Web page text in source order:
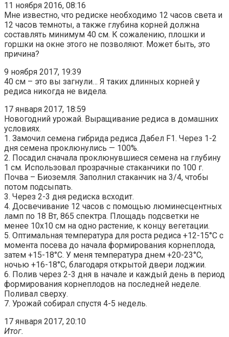
11 ноября 2016, 08:16
Мне известно, что редиске необходимо 12 часов света и
12 часов темноты, а также глубина корней должна
составлять минимум 40 см. К сожалению, плошки и
горшки на окне этого не позволяют. Может быть, это
причина?
9 ноября 2017, 19:39
40 см – это вы загнули… Я таких длинных корней у
редиса никогда не видела.
17 января 2017, 18:59
Новогодний урожай. Выращивание редиса в домашних
условиях.
1. Замочил семена гибрида редиса Дабел F1. Через 1-2
дня семена проклюнулись — 100%.
2. Посадил сначала проклюнувшиеся семена на глубину
1 см. Использовал прозрачные стаканчики по 100 г.
Почва – Биоземля. Заполнил стаканчик на 3/4, чтобы
потом подсыпать.
3. Через 2-3 дня редиска всходит.
4. Досвечивание 12 часов с помощью люминесцентных
ламп по 18 Вт, 865 спектра. Площадь подсветки не
менее 10х10 см на одно растение, к концу вегетации.
5. Оптимальная температура для роста редиса +12-15°C с
момента посева до начала формирования корнеплода,
затем +15-18°C. У меня температура днем +20-23°C,
ночью +16-18°C, благодаря открытой двери лоджии.
6. Полив через 2-3 дня в начале и каждый день в период
формирования корнеплодов на последней неделе.
Поливал сверху.
7. Урожай собирал спустя 4-5 недель.
17 января 2017, 20:10
Итог.